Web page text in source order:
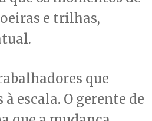
e trilhas,
que
escala. O gerente de